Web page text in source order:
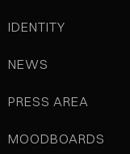
IDENTITY
NEWS
PRESS AREA
MOODBOARDS